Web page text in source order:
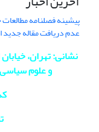
پیشینه فصلنامه
عدم دریافت مقاله جدید
نشانی: تهران،
و علوم سیاسی - طبقه 4 -